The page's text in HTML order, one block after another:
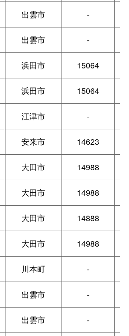
出雲市 -
出雲市 -
浜田市 15064
浜田市 15064
江津市 -
安来市 14623
大田市 14988
大田市 14988
大田市 14888
大田市 14988
川本町 -
出雲市 -
出雲市 -